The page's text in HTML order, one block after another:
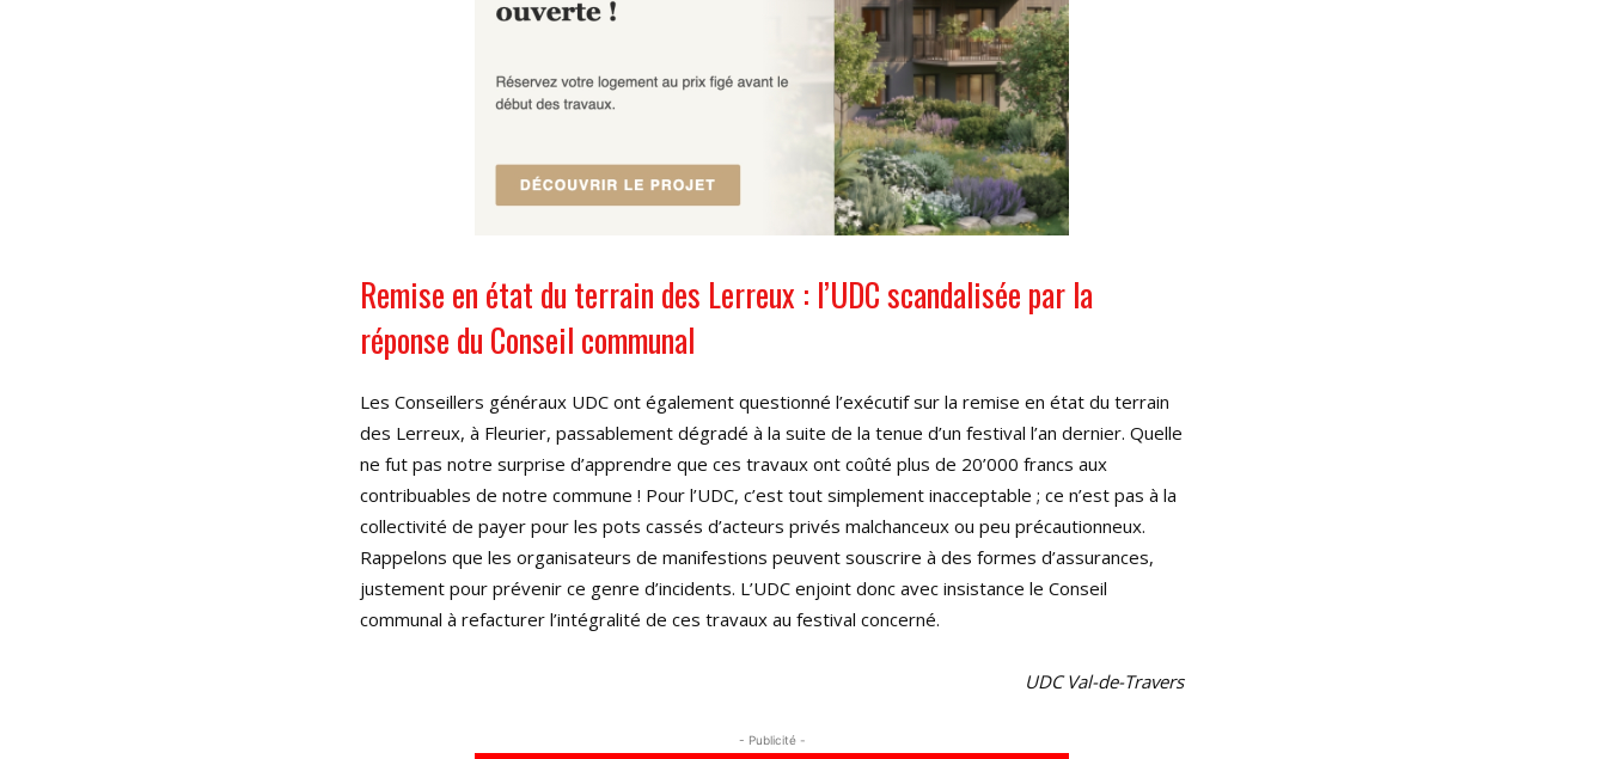
Remise en état du terrain des Lerreux : l’UDC scandalisée par la
réponse du Conseil communal
Les Conseillers généraux UDC ont également questionné l’exécutif sur la remise en état du terrain
des Lerreux, à Fleurier, passablement dégradé à la suite de la tenue d’un festival l’an dernier. Quelle
ne fut pas notre surprise d’apprendre que ces travaux ont coûté plus de 20’000 francs aux
contribuables de notre commune ! Pour l’UDC, c’est tout simplement inacceptable ; ce n’est pas à la
collectivité de payer pour les pots cassés d’acteurs privés malchanceux ou peu précautionneux.
Rappelons que les organisateurs de manifestions peuvent souscrire à des formes d’assurances,
justement pour prévenir ce genre d’incidents. L’UDC enjoint donc avec insistance le Conseil
communal à refacturer l’intégralité de ces travaux au festival concerné.
UDC Val-de-Travers
- Publicité -